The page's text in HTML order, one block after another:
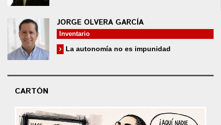
JORGE OLVERA GARCÍA
Inventario
La autonomía no es impunidad
CARTÓN